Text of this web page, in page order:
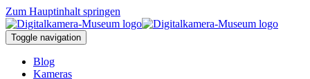
Zum Hauptinhalt springen
Toggle navigation
Blog
Kameras